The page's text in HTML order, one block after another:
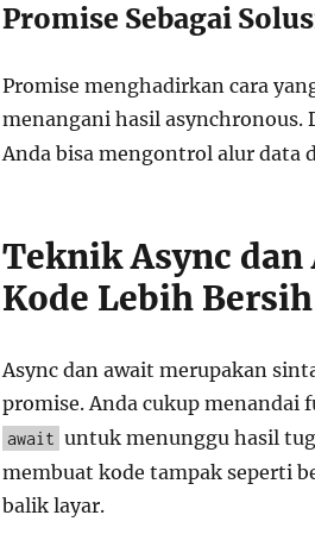
Promise Sebagai
Promise menghadirkan cara
menangani hasil asynchronous.
Anda bisa mengontrol alur data
Teknik Async
Kode Lebih Bersih
Async dan await merupakan
promise. Anda cukup menandai
await untuk menunggu hasil
membuat kode tampak seperti
balik layar.